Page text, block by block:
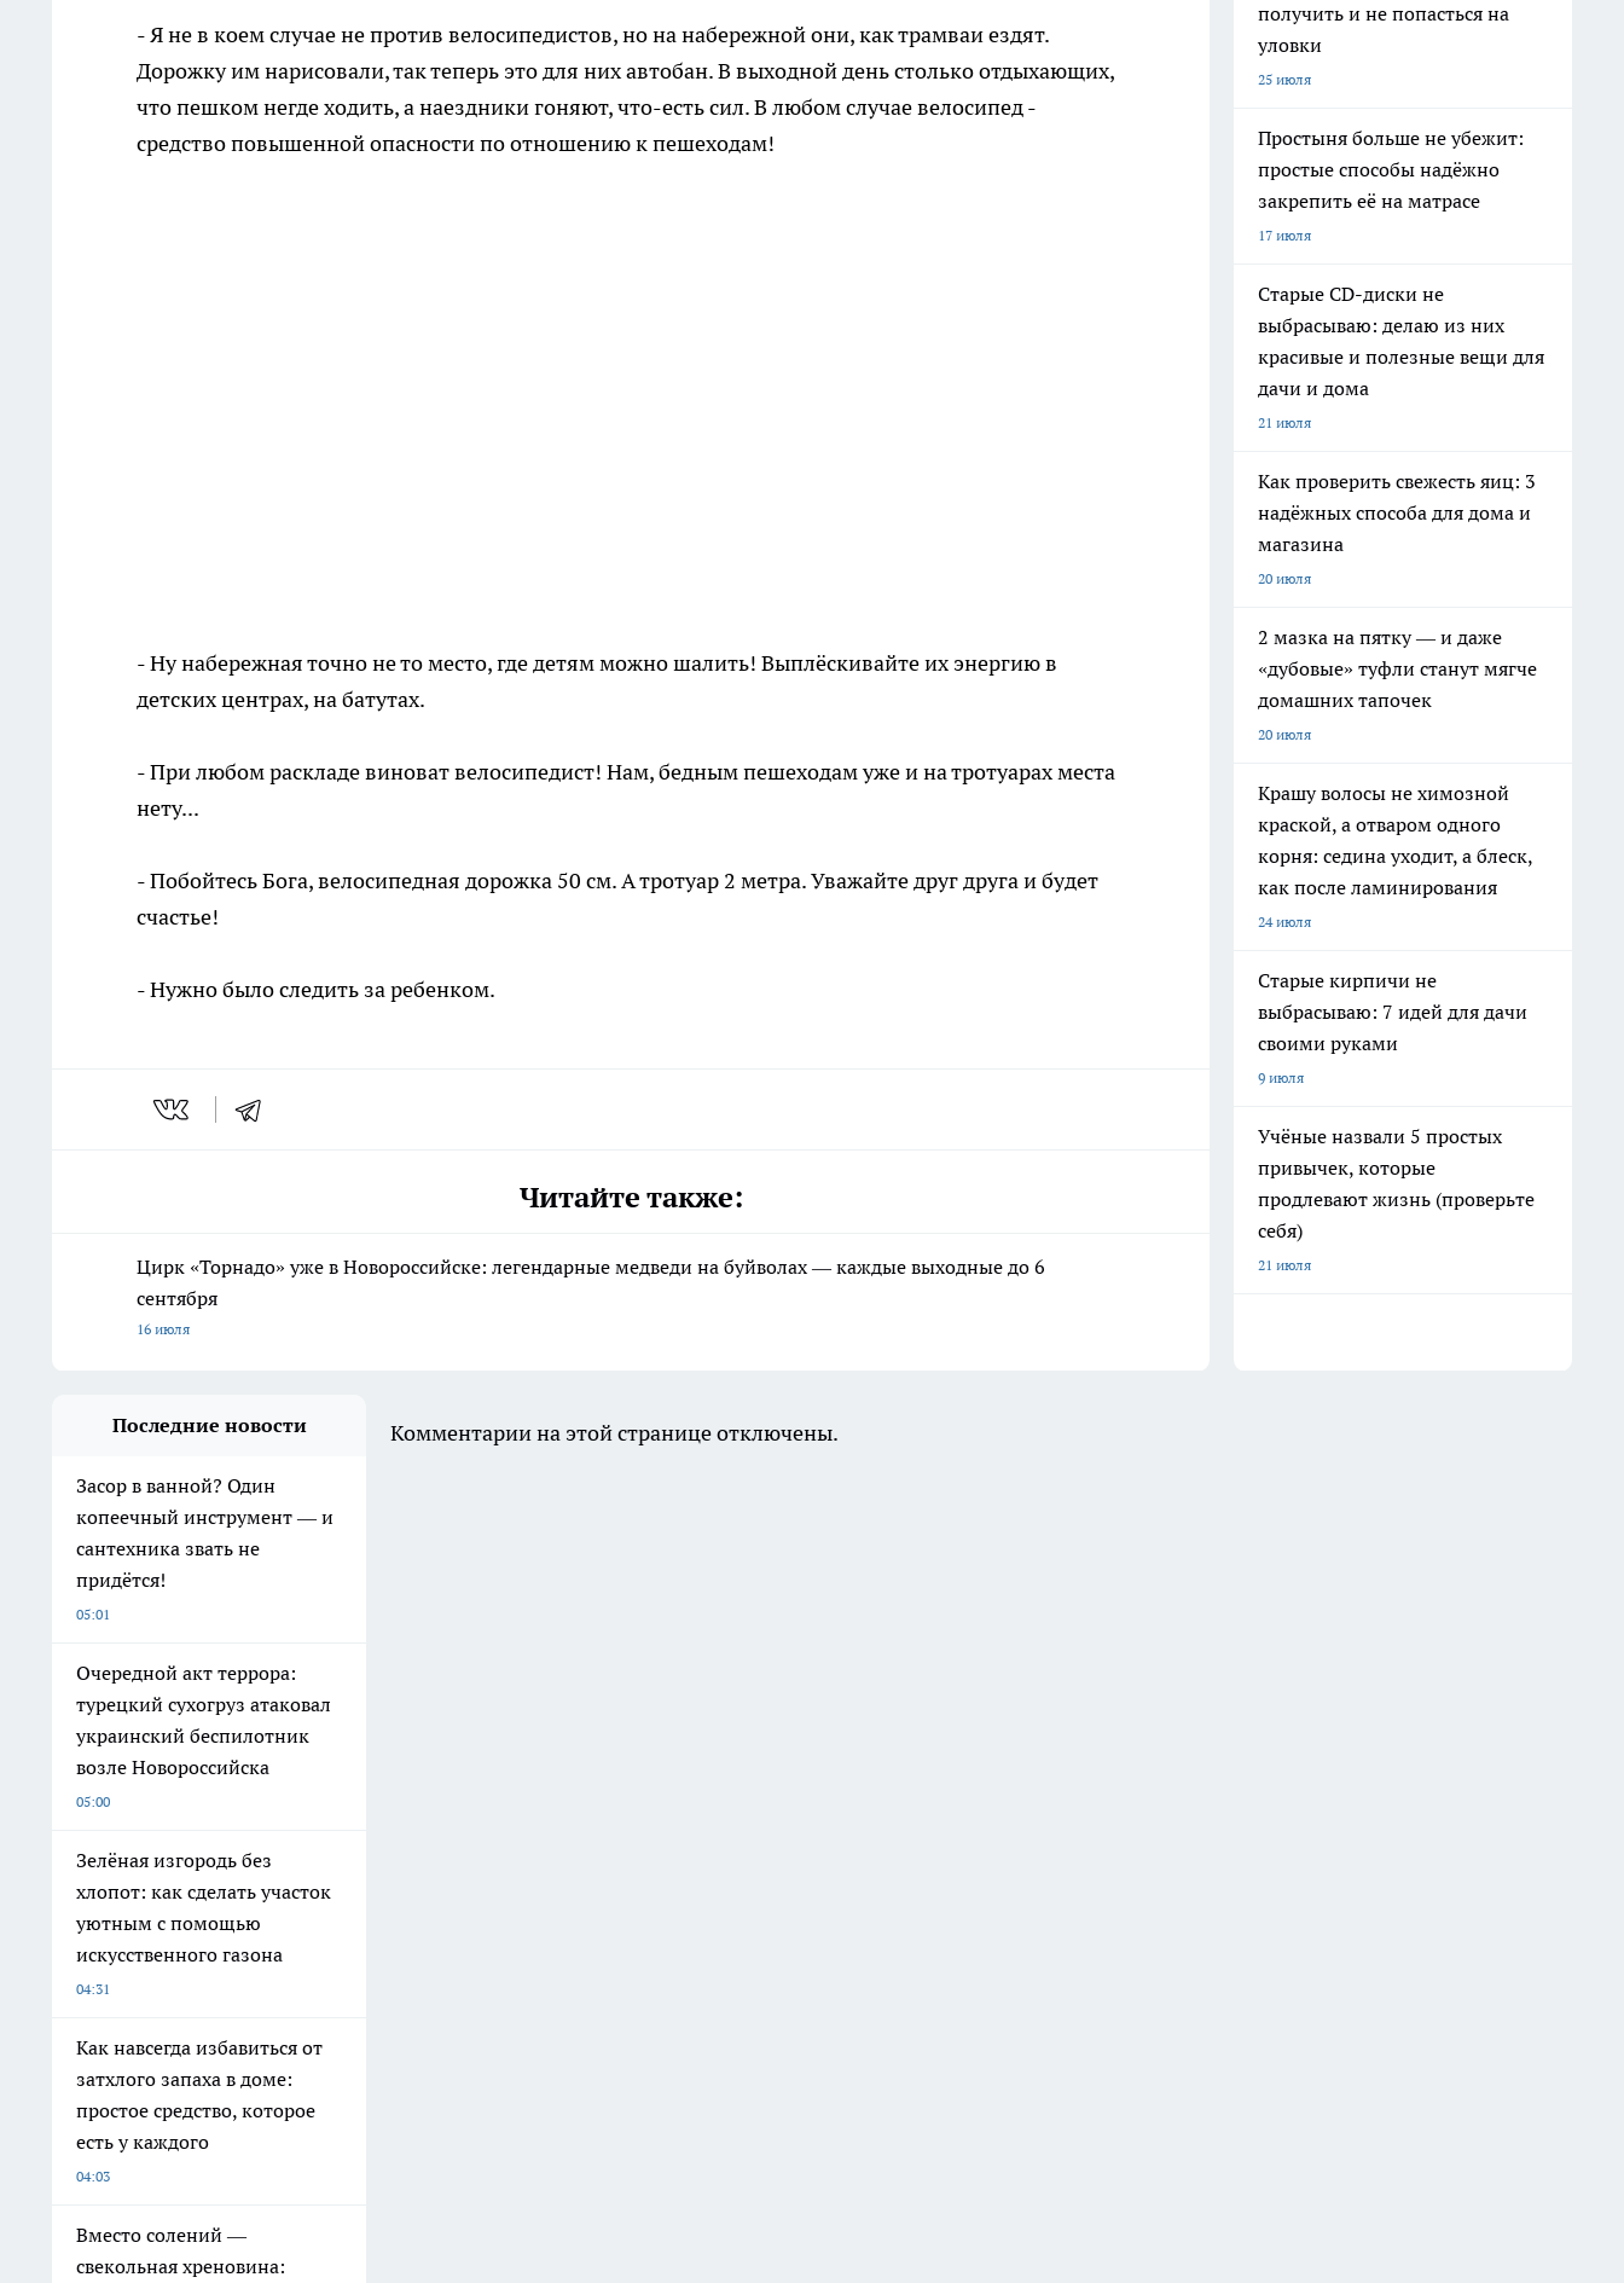
- Я не в коем случае не против велосипедистов, но на набережной они, как трамваи ездят.
Дорожку им нарисовали, так теперь это для них автобан. В выходной день столько отдыхающих,
что пешком негде ходить, а наездники гоняют, что-есть сил. В любом случае велосипед -
средство повышенной опасности по отношению к пешеходам!
- Ну набережная точно не то место, где детям можно шалить! Выплёскивайте их энергию в
детских центрах, на батутах.
- При любом раскладе виноват велосипедист! Нам, бедным пешеходам уже и на тротуарах места
нету...
- Побойтесь Бога, велосипедная дорожка 50 см. А тротуар 2 метра. Уважайте друг друга и будет
счастье!
- Нужно было следить за ребенком.
Читайте также:
Цирк «Торнадо» уже в Новороссийске: легендарные медведи на буйволах — каждые выходные до 6
сентября
16 июля
получить и не попасться на
уловки
25 июля
Простыня больше не убежит:
простые способы надёжно
закрепить её на матрасе
17 июля
Старые CD-диски не
выбрасываю: делаю из них
красивые и полезные вещи для
дачи и дома
21 июля
Как проверить свежесть яиц: 3
надёжных способа для дома и
магазина
20 июля
2 мазка на пятку — и даже
«дубовые» туфли станут мягче
домашних тапочек
20 июля
Крашу волосы не химозной
краской, а отваром одного
корня: седина уходит, а блеск,
как после ламинирования
24 июля
Старые кирпичи не
выбрасываю: 7 идей для дачи
своими руками
9 июля
Учёные назвали 5 простых
привычек, которые
продлевают жизнь (проверьте
себя)
21 июля
Последние новости
Засор в ванной? Один
копеечный инструмент — и
сантехника звать не
придётся!
05:01
Очередной акт террора:
турецкий сухогруз атаковал
украинский беспилотник
возле Новороссийска
05:00
Зелёная изгородь без
хлопот: как сделать участок
уютным с помощью
искусственного газона
04:31
Как навсегда избавиться от
затхлого запаха в доме:
простое средство, которое
есть у каждого
04:03
Вместо солений —
свекольная хреновина:
Комментарии на этой странице отключены.